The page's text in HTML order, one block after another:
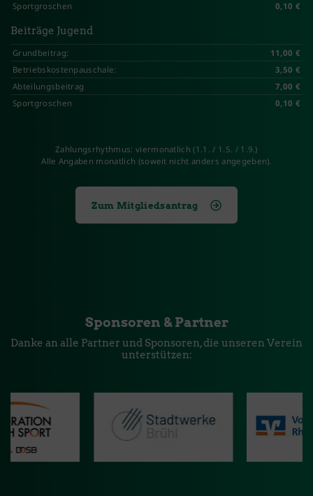
Sportgroschen
0,10 €
Beiträge Jugend
Grundbeitrag:
11,00 €
Betriebskostenpauschale:
3,50 €
Abteilungsbeitrag
7,00 €
Sportgroschen
0,10 €
Zahlungsrhythmus: viermonatlich (1.1. / 1.5. / 1.9.)
Alle Angaben monatlich (soweit nicht anders angegeben).
Zum Mitgliedsantrag
Sponsoren & Partner
Danke an alle Partner und Sponsoren, die unseren Verein
unterstützen: